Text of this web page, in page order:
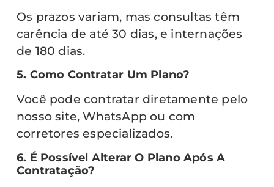
Os prazos variam, mas consultas têm
carência de até 30 dias, e internações
de 180 dias.
5. Como Contratar Um Plano?
Você pode contratar diretamente pelo
nosso site, WhatsApp ou com
corretores especializados.
6. É Possível Alterar O Plano Após A
Contratação?